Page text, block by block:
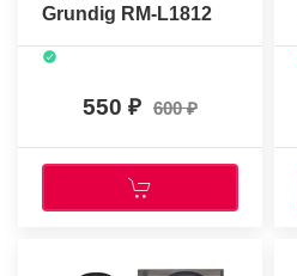
Grundig RM-L1812
(TV SMART)
550 600